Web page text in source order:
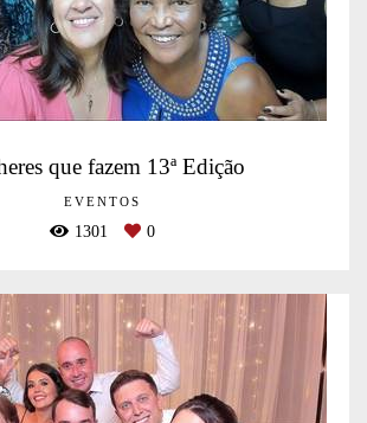
que fazem 13ª Edição
EVENTOS
1301 0